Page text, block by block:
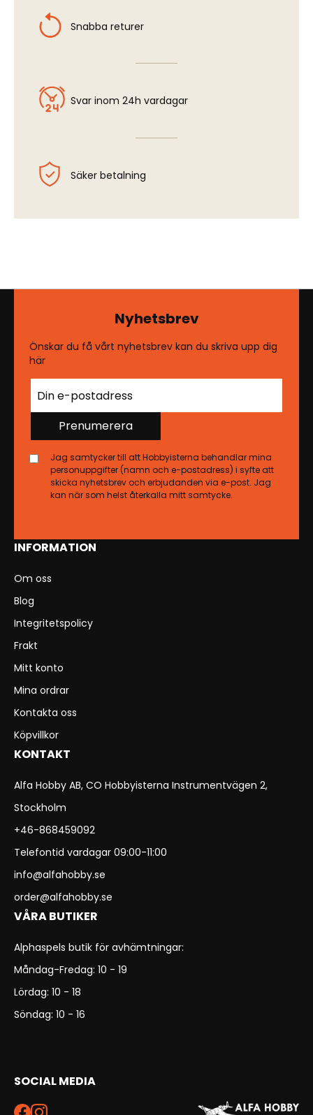
Snabba returer
Svar inom 24h vardagar
Säker betalning
INFORMATION
Om oss
Blog
Integritetspolicy
Frakt
Mitt konto
Mina ordrar
Kontakta oss
Köpvillkor
KONTAKT
Alfa Hobby AB, CO Hobbyisterna Instrumentvägen 2,
Stockholm
+46-868459092
Telefontid vardagar 09:00-11:00
info@alfahobby.se
order@alfahobby.se
VÅRA BUTIKER
Alphaspels butik för avhämtningar:
Måndag-Fredag: 10 - 19
Lördag: 10 - 18
Söndag: 10 - 16
SOCIAL MEDIA
Nyhetsbrev
Önskar du få vårt nyhetsbrev kan du skriva upp dig
här
Prenumerera
Jag samtycker till att Hobbyisterna behandlar mina
personuppgifter (namn och e-postadress) i syfte att
skicka nyhetsbrev och erbjudanden via e-post. Jag
kan när som helst återkalla mitt samtycke.